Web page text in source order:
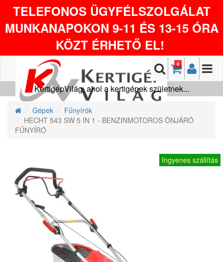
TELEFONOS ÜGYFÉLSZOLGÁLAT
MUNKANAPOKON 9-11 ÉS 13-15 ÓRA
KÖZT ÉRHETŐ EL!
0
KertigépVilág, ahol a kertigépek születnek...
Gépek
Fűnyírók
HECHT 543 SW 5 IN 1 - BENZINMOTOROS ÖNJÁRÓ
FŰNYÍRÓ
Ingyenes szállítás